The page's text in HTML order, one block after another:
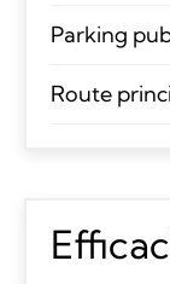
Parking
Route